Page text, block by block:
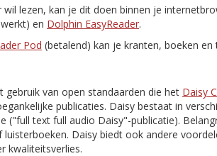
lezen, kan je dit doen binnen je
en Dolphin EasyReader.
Pod (betalend) kan je kranten, boeken
gebruik van open standaarden die het Daisy
publicaties. Daisy bestaat in
("full text full audio Daisy"-publicatie).
luisterboeken. Daisy biedt ook andere
kwaliteitsverlies.